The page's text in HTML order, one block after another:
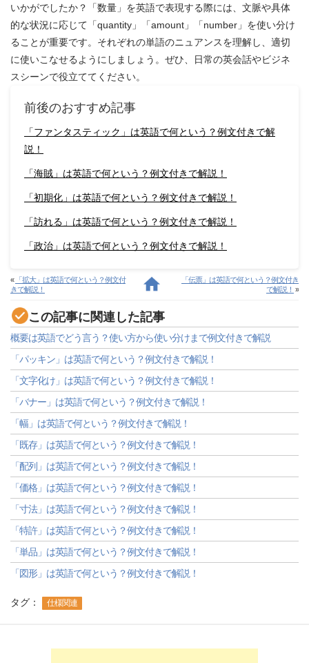
いかがでしたか？「数量」を英語で表現する際には、文脈や具体
的な状況に応じて「quantity」「amount」「number」を使い分け
ることが重要です。それぞれの単語のニュアンスを理解し、適切
に使いこなせるようにしましょう。ぜひ、日常の英会話やビジネ
スシーンで役立ててください。
前後のおすすめ記事
「ファンタスティック」は英語で何という？例文付きで解
説！
「海賊」は英語で何という？例文付きで解説！
「初期化」は英語で何という？例文付きで解説！
「訪れる」は英語で何という？例文付きで解説！
「政治」は英語で何という？例文付きで解説！
« 「拡大」は英語で何という？例文付
きで解説！
「伝票」は英語で何という？例文付き
で解説！ »
この記事に関連した記事
概要は英語でどう言う？使い方から使い分けまで例文付きで解説
「パッキン」は英語で何という？例文付きで解説！
「文字化け」は英語で何という？例文付きで解説！
「バナー」は英語で何という？例文付きで解説！
「幅」は英語で何という？例文付きで解説！
「既存」は英語で何という？例文付きで解説！
「配列」は英語で何という？例文付きで解説！
「価格」は英語で何という？例文付きで解説！
「寸法」は英語で何という？例文付きで解説！
「特許」は英語で何という？例文付きで解説！
「単品」は英語で何という？例文付きで解説！
「図形」は英語で何という？例文付きで解説！
タグ： 仕様関連